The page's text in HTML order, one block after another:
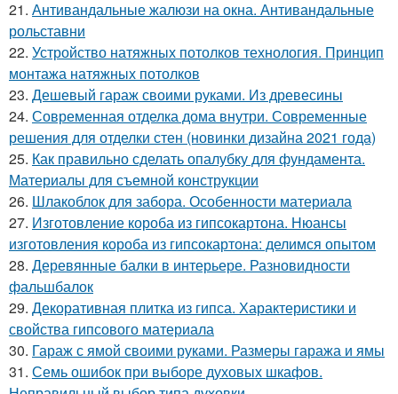
21. Антивандальные жалюзи на окна. Антивандальные
рольставни
22. Устройство натяжных потолков технология. Принцип
монтажа натяжных потолков
23. Дешевый гараж своими руками. Из древесины
24. Современная отделка дома внутри. Современные
решения для отделки стен (новинки дизайна 2021 года)
25. Как правильно сделать опалубку для фундамента.
Материалы для съемной конструкции
26. Шлакоблок для забора. Особенности материала
27. Изготовление короба из гипсокартона. Нюансы
изготовления короба из гипсокартона: делимся опытом
28. Деревянные балки в интерьере. Разновидности
фальшбалок
29. Декоративная плитка из гипса. Характеристики и
свойства гипсового материала
30. Гараж с ямой своими руками. Размеры гаража и ямы
31. Семь ошибок при выборе духовых шкафов.